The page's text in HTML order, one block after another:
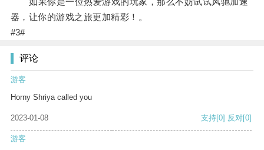
器，让你的游戏之旅更加精彩！。
#3#
评论
游客
Horny Shriya called you
2023-01-08 支持[0] 反对[0]
游客